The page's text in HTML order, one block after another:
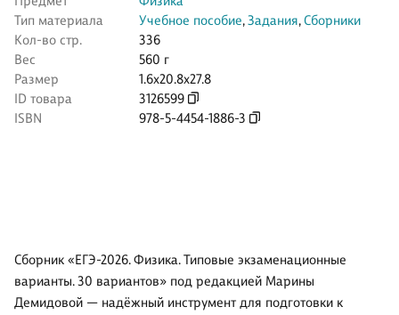
Тип материала
Учебное пособие,Задания,Сборники
Кол-во стр.
336
Вес
560 г
Размер
1.6x20.8x27.8
ID товара
3126599
ISBN
978-5-4454-1886-3
Сборник «ЕГЭ-2026. Физика. Типовые экзаменационные
варианты. 30 вариантов» под редакцией Марины
Демидовой — надёжный инструмент для подготовки к